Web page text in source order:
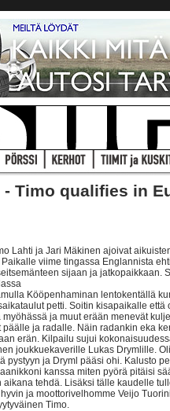
Timo qualifies in
Lahti ja Jari Mäkinen ajoivat
viime tingassa Englannista
sijaan ja jatkopaikkaan.
Kööpenhaminan lentokentällä
petti. Soitin kisapaikalle että
ja muut erään menevät
ja radalle. Näin radankin eka
erän. Kilpailu sujui
joukkuekaverille Lukas Drymlille.
pystyyn ja Dryml pääsi ohi. Kalusto
kanssa miten pyörä pitäisi
tehdä. Lisäksi tälle kaudelle
ja moottorivelhomme Veijo
Timo.